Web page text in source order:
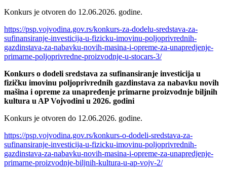
Konkurs je otvoren do 12.06.2026. godine.
https://psp.vojvodina.gov.rs/konkurs-za-dodelu-sredstava-za-
sufinansiranje-investicija-u-fizicku-imovinu-poljoprivrednih-
gazdinstava-za-nabavku-novih-masina-i-opreme-za-unapredjenje-
primarne-poljoprivredne-proizvodnje-u-stocars-3/
Konkurs o dodeli sredstava za sufinansiranje investicija u
fizičku imovinu poljoprivrednih gazdinstava za nabavku novih
mašina i opreme za unapređenje primarne proizvodnje biljnih
kultura u AP Vojvodini u 2026. godini
Konkurs je otvoren do 12.06.2026. godine.
https://psp.vojvodina.gov.rs/konkurs-o-dodeli-sredstava-za-
sufinansiranje-investicija-u-fizicku-imovinu-poljoprivrednih-
gazdinstava-za-nabavku-novih-masina-i-opreme-za-unapredjenje-
primarne-proizvodnje-biljnih-kultura-u-ap-vojv-2/